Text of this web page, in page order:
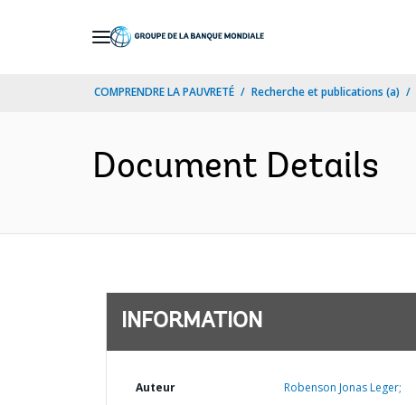
COMPRENDRE LA PAUVRETÉ Recherche et publications (a)
Document Details
INFORMATION
Auteur Robenson Jonas Leger;